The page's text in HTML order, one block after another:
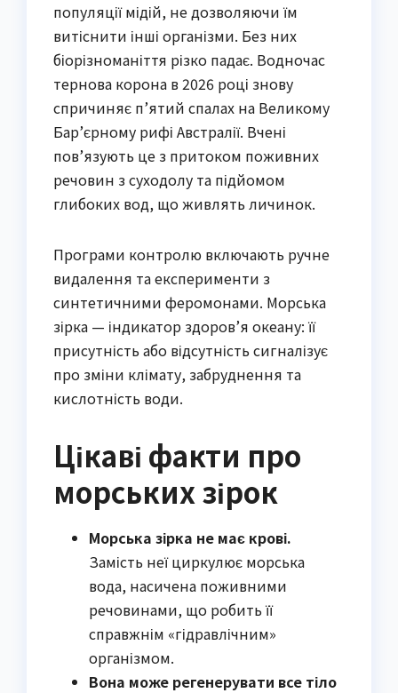
популяції мідій, не дозволяючи їм
витіснити інші організми. Без них
біорізноманіття різко падає. Водночас
тернова корона в 2026 році знову
спричиняє п’ятий спалах на Великому
Бар’єрному рифі Австралії. Вчені
пов’язують це з притоком поживних
речовин з суходолу та підйомом
глибоких вод, що живлять личинок.
Програми контролю включають ручне
видалення та експерименти з
синтетичними феромонами. Морська
зірка — індикатор здоров’я океану: її
присутність або відсутність сигналізує
про зміни клімату, забруднення та
кислотність води.
Цікаві факти про
морських зірок
Морська зірка не має крові.
Замість неї циркулює морська
вода, насичена поживними
речовинами, що робить її
справжнім «гідравлічним»
організмом.
Вона може регенерувати все тіло